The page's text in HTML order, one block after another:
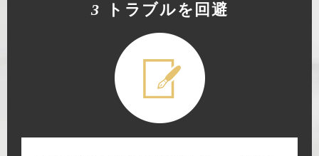
3 トラブルを回避